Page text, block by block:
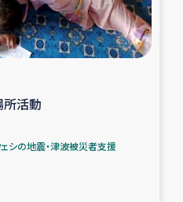
所活動
シの地震・津波被災者支援